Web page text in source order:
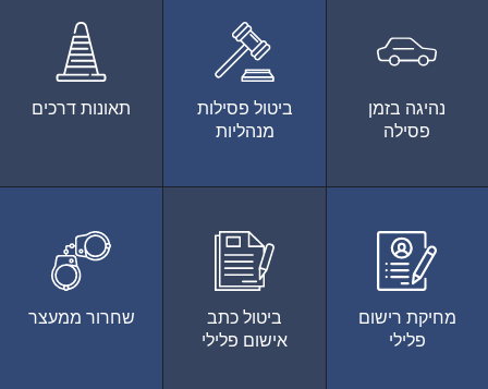
נהיגה בזמן
פסילה
ביטול פסילות
מנהליות
תאונות דרכים
מחיקת רישום
פלילי
ביטול כתב
אישום פלילי
שחרור ממעצר